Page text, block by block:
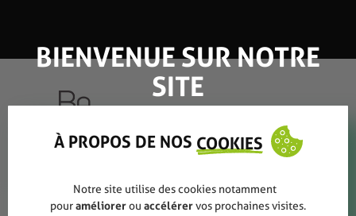
Rapports annuels
BIENVENUE SUR NOTRE
SITE
À PROPOS DE NOS COOKIES
Notre site utilise des cookies notamment
pouraméliorerou accélérervos prochaines visites.